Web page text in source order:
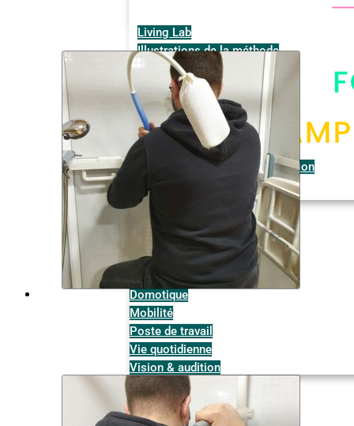
Living Lab
Illustrations de la méthode
Espaces disponibles à la location
Disponibilité des espaces
Nos solutions techniques
Bain & WC
Chambre
Communication & loisirs
Cuisine
Domotique
Mobilité
Poste de travail
Vie quotidienne
Vision & audition
Actualités
Contact & accès